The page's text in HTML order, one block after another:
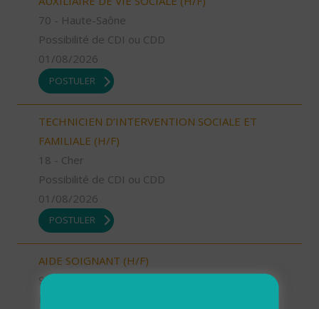
70 - Haute-Saône
Possibilité de CDI ou CDD
01/08/2026
POSTULER
TECHNICIEN D’INTERVENTION SOCIALE ET
FAMILIALE (H/F)
18 - Cher
Possibilité de CDI ou CDD
01/08/2026
POSTULER
AIDE SOIGNANT (H/F)
94 - Val-de-Marne